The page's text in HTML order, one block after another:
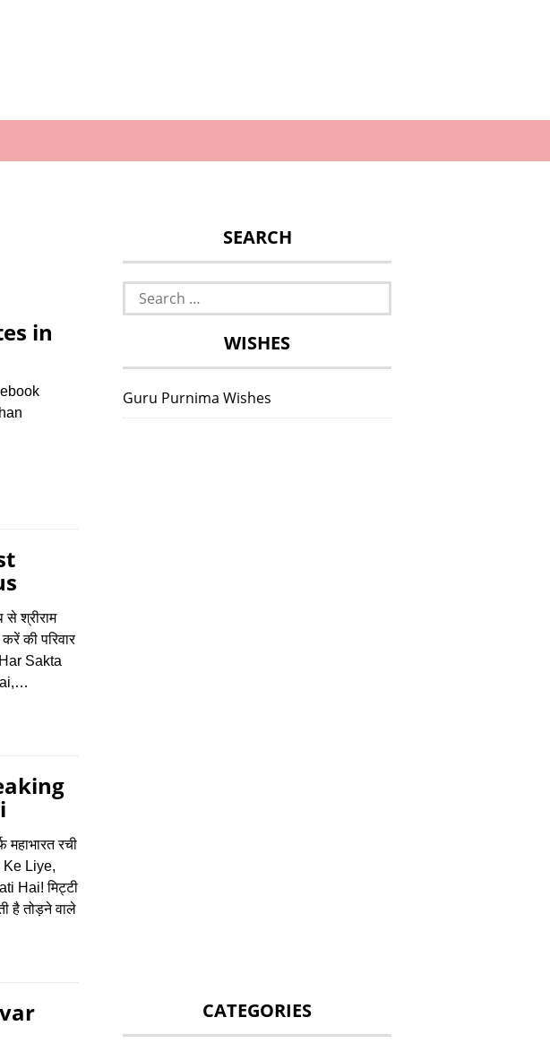
in
श्रीराम
की परिवार
Sakta
महाभारत रची
Ke Liye,
Hai! मिट्टी
है तोड़ने वाले
SEARCH
Search
for:
WISHES
Guru Purnima Wishes
CATEGORIES